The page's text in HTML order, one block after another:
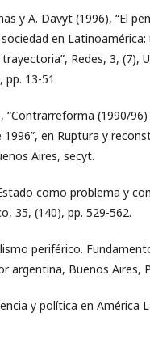
y A. Davyt (1996), “El
en Latinoamérica:
Redes, 3, (7),
pp. 13-51.
“Contrarreforma (1990/
en Ruptura y
Aires, secyt.
como problema y
35, (140), pp. 529-562.
periférico.
argentina, Buenos Aires,
y política en América